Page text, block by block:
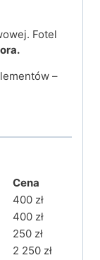
Fotel
–
Cena
400 zł
400 zł
250 zł
2 250 zł